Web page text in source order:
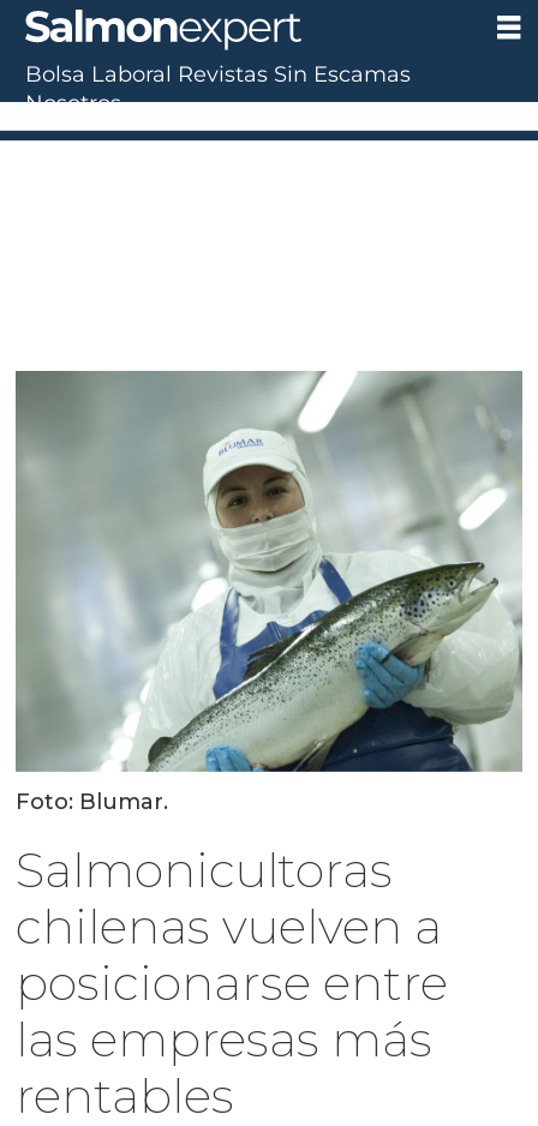
Foto: Blumar.
Salmonicultoras
chilenas vuelven a
posicionarse entre
las empresas más
rentables
Bolsa Laboral Revistas Sin Escamas
Nosotros